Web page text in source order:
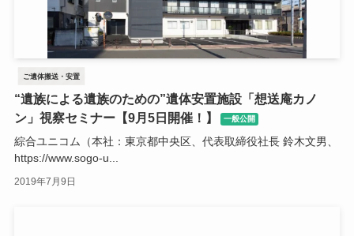
ご遺体搬送・安置
“遺族による遺族のための”遺体安置施設「想送庵カノ
ン」視察セミナー【9月5日開催！】
一般公開
綜合ユニコム（本社：東京都中央区、代表取締役社長 鈴木文男、
https://www.sogo-u...
2019年7月9日